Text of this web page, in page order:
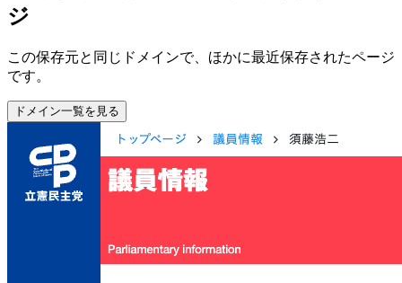
ジ
この保存元と同じドメインで、ほかに最近保存されたページ
です。
ドメイン一覧を見る